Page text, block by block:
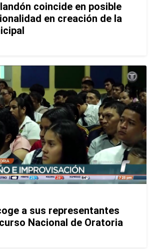
coincide en posible
en creación de la
a sus representantes
Nacional de Oratoria